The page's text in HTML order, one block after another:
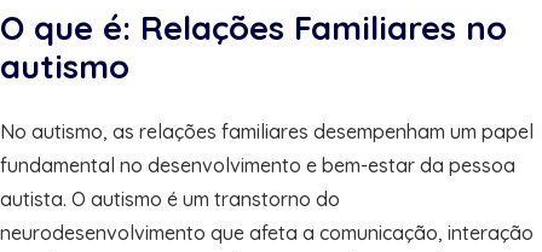
O que é: Relações Familiares no
autismo
No autismo, as relações familiares desempenham um papel
fundamental no desenvolvimento e bem-estar da pessoa
autista. O autismo é um transtorno do
neurodesenvolvimento que afeta a comunicação, interação